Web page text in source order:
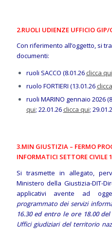
2.RUOLI UDIENZE UFFICIO GIP/
Con riferimento all’oggetto, si
documenti:
ruoli SACCO (8.01.26 clicca qui
ruolo FORTIERI (13.01.26
ruoli MARINO gennaio 2026
qui; 22.01.26 clicca qui;
3.MIN GIUSTIZIA – FERMO
INFORMATICI SETTORE CIVILE
Si trasmette in allegato,
Ministero della Giustizia-DIT-
applicativi avente ad
programmato dei servizi
16.30 ed entro le ore 18.00
Uffici giudiziari del territorio